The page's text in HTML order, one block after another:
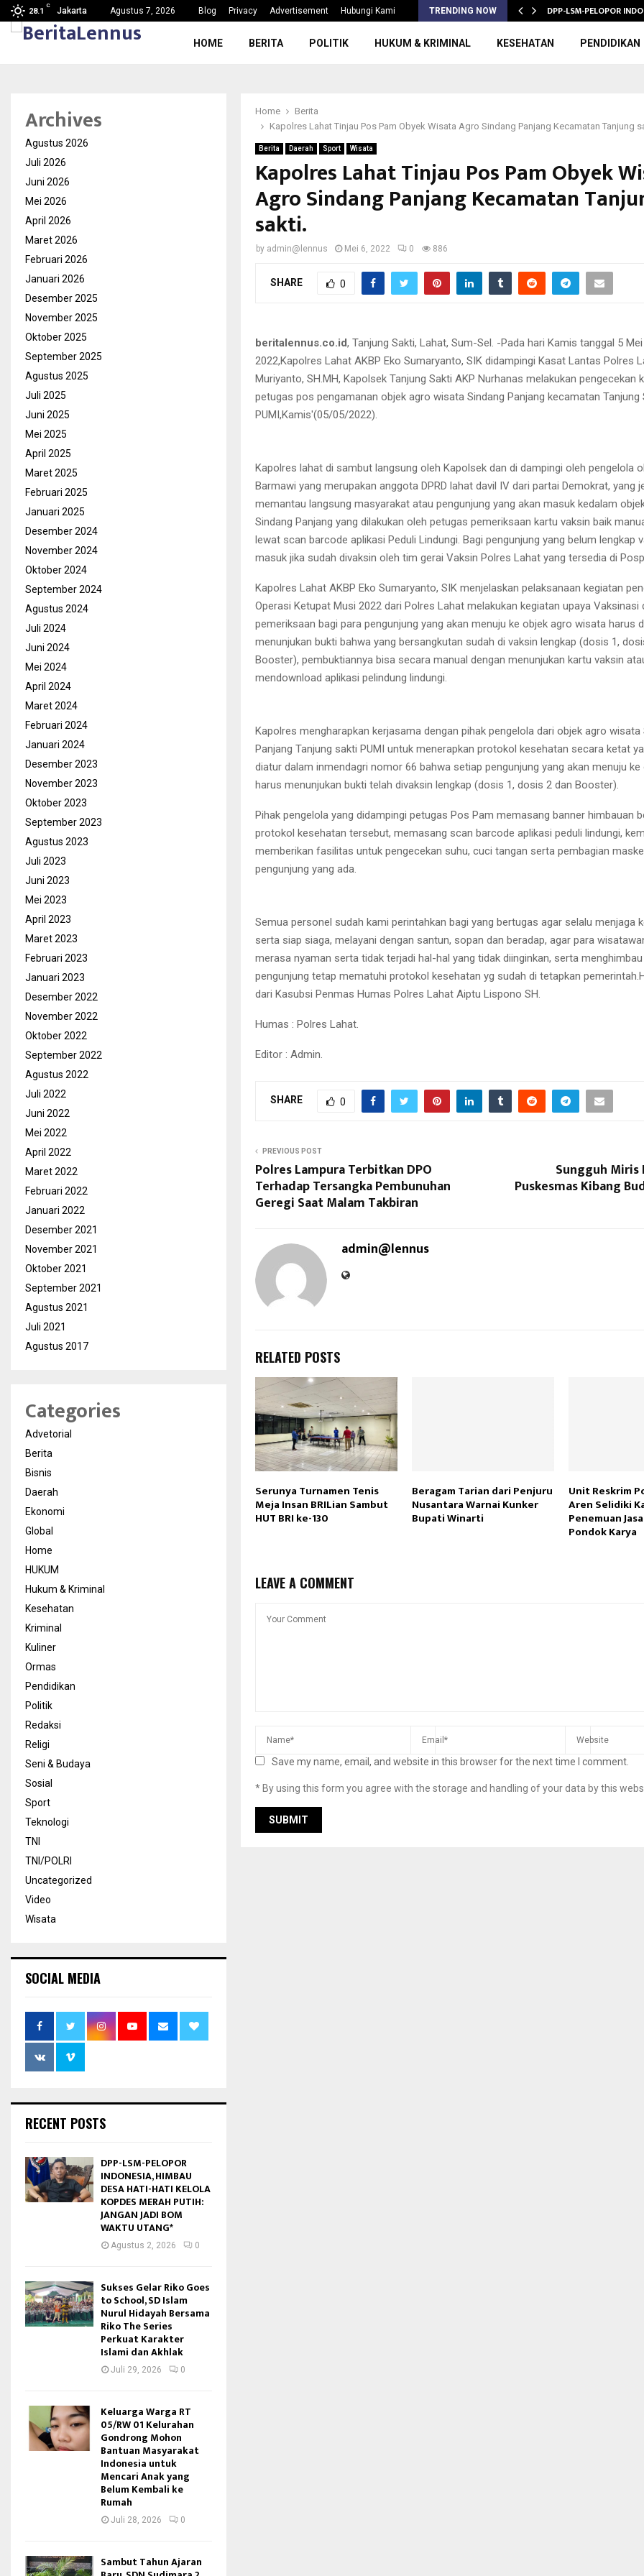
28.1
C
Jakarta Agustus 7, 2026 Blog Privacy Advertisement Hubungi Kami TRENDING NOW
Baik… SDN Karang Tengah 6 Gelar MPLS 2026/2027,… DPP-LSM-PELOPOR
HOME BERITA POLITIK HUKUM & KRIMINAL KESEHATAN PENDIDIKAN
Home
Berita
Kapolres Lahat Tinjau Pos Pam Obyek Wisata Agro Sindang Panjang Kecamatan Tanjung
Berita Daerah Sport Wisata
Kapolres Lahat Tinjau Pos Pam Obyek
Agro Sindang Panjang Kecamatan
sakti.
by admin@lennus Mei 6, 2022 0 886
SHARE 0
beritalennus.co.id, Tanjung Sakti, Lahat, Sum-Sel. -Pada hari Kamis tanggal 5 Mei
2022,Kapolres Lahat AKBP Eko Sumaryanto, SIK didampingi Kasat Lantas Polres
Muriyanto, SH.MH, Kapolsek Tanjung Sakti AKP Nurhanas melakukan pengecekan
petugas pos pengamanan objek agro wisata Sindang Panjang kecamatan Tanjung
PUMI,Kamis'(05/05/2022).
Kapolres lahat di sambut langsung oleh Kapolsek dan di dampingi oleh pengelola
Barmawi yang merupakan anggota DPRD lahat davil IV dari partai Demokrat, yang
memantau langsung masyarakat atau pengunjung yang akan masuk kedalam
Sindang Panjang yang dilakukan oleh petugas pemeriksaan kartu vaksin baik
lewat scan barcode aplikasi Peduli Lindungi. Bagi pengunjung yang belum lengkap
masuk jika sudah divaksin oleh tim gerai Vaksin Polres Lahat yang tersedia di
Kapolres Lahat AKBP Eko Sumaryanto, SIK menjelaskan pelaksanaan kegiatan
Operasi Ketupat Musi 2022 dari Polres Lahat melakukan kegiatan upaya Vaksinasi
pemeriksaan bagi para pengunjung yang akan menuju ke objek agro wisata harus
menunjukan bukti bahwa yang bersangkutan sudah di vaksin lengkap (dosis 1,
Booster), pembuktiannya bisa secara manual dengan menunjukan kartu vaksin
mendownload aplikasi pelindung lindungi.
Kapolres mengharapkan kerjasama dengan pihak pengelola dari objek agro wisata
Panjang Tanjung sakti PUMI untuk menerapkan protokol kesehatan secara ketat
diatur dalam inmendagri nomor 66 bahwa setiap pengunjung yang akan menuju
harus menunjukan bukti telah divaksin lengkap (dosis 1, dosis 2 dan Booster).
Pihak pengelola yang didampingi petugas Pos Pam memasang banner himbauan
protokol kesehatan tersebut, memasang scan barcode aplikasi peduli lindungi,
memberikan fasilitas untuk pengecekan suhu, cuci tangan serta pembagian
pengunjung yang ada.
Semua personel sudah kami perintahkan bagi yang bertugas agar selalu menjaga
serta siap siaga, melayani dengan santun, sopan dan beradap, agar para
merasa nyaman serta tidak terjadi hal-hal yang tidak diinginkan, serta
pengunjung tetap mematuhi protokol kesehatan yg sudah di tetapkan
dari Kasubsi Penmas Humas Polres Lahat Aiptu Lispono SH.
Humas : Polres Lahat.
Editor : Admin.
SHARE 0
PREVIOUS POST
Polres Lampura Terbitkan DPO
Terhadap Tersangka Pembunuhan
Geregi Saat Malam Takbiran
Sungguh Miris
Puskesmas Kibang
admin@lennus
RELATED POSTS
Serunya Turnamen Tenis
Meja Insan BRILian Sambut
HUT BRI ke-130
Beragam Tarian dari Penjuru
Nusantara Warnai Kunker
Bupati Winarti
Unit Reskrim
Aren Selidiki
Penemuan
Pondok Karya
LEAVE A COMMENT
Save my name, email, and website in this browser for the next time I comment.
* By using this form you agree with the storage and handling of your data by this
Archives
Agustus 2026
Juli 2026
Juni 2026
Mei 2026
April 2026
Maret 2026
Februari 2026
Januari 2026
Desember 2025
November 2025
Oktober 2025
September 2025
Agustus 2025
Juli 2025
Juni 2025
Mei 2025
April 2025
Maret 2025
Februari 2025
Januari 2025
Desember 2024
November 2024
Oktober 2024
September 2024
Agustus 2024
Juli 2024
Juni 2024
Mei 2024
April 2024
Maret 2024
Februari 2024
Januari 2024
Desember 2023
November 2023
Oktober 2023
September 2023
Agustus 2023
Juli 2023
Juni 2023
Mei 2023
April 2023
Maret 2023
Februari 2023
Januari 2023
Desember 2022
November 2022
Oktober 2022
September 2022
Agustus 2022
Juli 2022
Juni 2022
Mei 2022
April 2022
Maret 2022
Februari 2022
Januari 2022
Desember 2021
November 2021
Oktober 2021
September 2021
Agustus 2021
Juli 2021
Agustus 2017
Categories
Advetorial
Berita
Bisnis
Daerah
Ekonomi
Global
Home
HUKUM
Hukum & Kriminal
Kesehatan
Kriminal
Kuliner
Ormas
Pendidikan
Politik
Redaksi
Religi
Seni & Budaya
Sosial
Sport
Teknologi
TNI
TNI/POLRI
Uncategorized
Video
Wisata
SOCIAL MEDIA
RECENT POSTS
DPP-LSM-PELOPOR
INDONESIA, HIMBAU
DESA HATI-HATI KELOLA
KOPDES MERAH PUTIH:
JANGAN JADI BOM
WAKTU UTANG*
Agustus 2, 2026 0
Sukses Gelar Riko Goes
to School, SD Islam
Nurul Hidayah Bersama
Riko The Series
Perkuat Karakter
Islami dan Akhlak
Juli 29, 2026 0
Keluarga Warga RT
05/RW 01 Kelurahan
Gondrong Mohon
Bantuan Masyarakat
Indonesia untuk
Mencari Anak yang
Belum Kembali ke
Rumah
Juli 28, 2026 0
Sambut Tahun Ajaran